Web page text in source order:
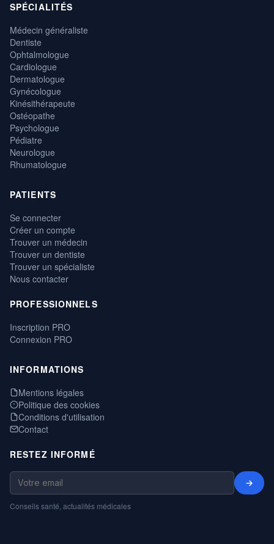
SPÉCIALITÉS
Médecin généraliste
Dentiste
Ophtalmologue
Cardiologue
Dermatologue
Gynécologue
Kinésithérapeute
Ostéopathe
Psychologue
Pédiatre
Neurologue
Rhumatologue
PATIENTS
Se connecter
Créer un compte
Trouver un médecin
Trouver un dentiste
Trouver un spécialiste
Nous contacter
PROFESSIONNELS
Inscription PRO
Connexion PRO
INFORMATIONS
Mentions légales
Politique des cookies
Conditions d'utilisation
Contact
RESTEZ INFORMÉ
→
Conseils santé, actualités médicales